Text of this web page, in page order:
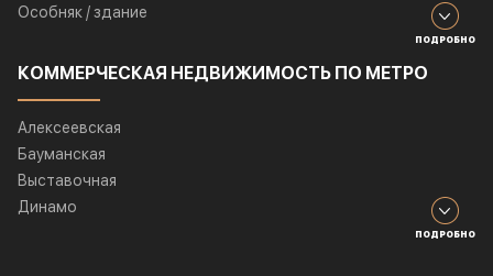
Особняк / здание
ПОДРОБНО
КОММЕРЧЕСКАЯ НЕДВИЖИМОСТЬ ПО МЕТРО
Алексеевская
Бауманская
Выставочная
Динамо
ПОДРОБНО